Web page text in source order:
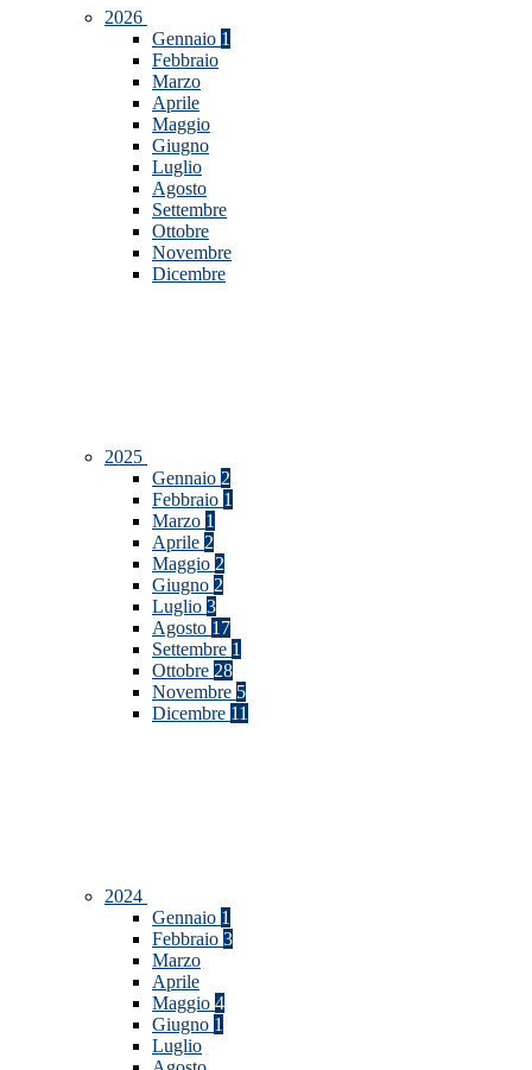
2026
Gennaio 1
Febbraio
Marzo
Aprile
Maggio
Giugno
Luglio
Agosto
Settembre
Ottobre
Novembre
Dicembre
2025
Gennaio 2
Febbraio 1
Marzo 1
Aprile 2
Maggio 2
Giugno 2
Luglio 3
Agosto 17
Settembre 1
Ottobre 28
Novembre 5
Dicembre 11
2024
Gennaio 1
Febbraio 3
Marzo
Aprile
Maggio 4
Giugno 1
Luglio